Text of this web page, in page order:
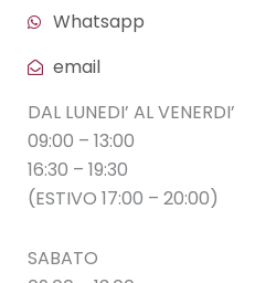
Whatsapp
email
DAL LUNEDI’ AL VENERDI’
09:00 – 13:00
16:30 – 19:30
(ESTIVO 17:00 – 20:00)
SABATO